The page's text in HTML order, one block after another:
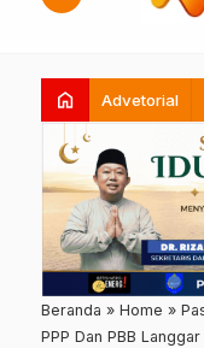
home Advetorial
Beranda » Home »
PPP Dan PBB